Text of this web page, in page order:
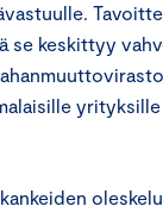
keskittyy